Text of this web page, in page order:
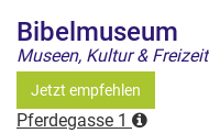
Bibelmuseum
Museen, Kultur & Freizeit
Jetzt empfehlen
Pferdegasse 1